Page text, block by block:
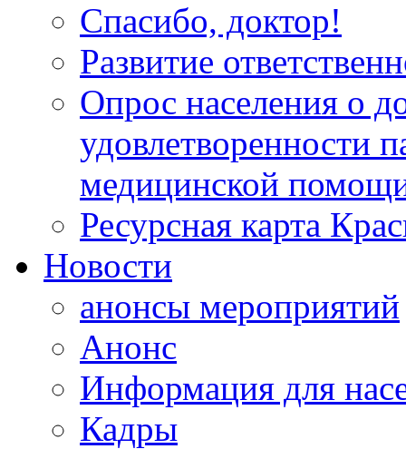
Спасибо, доктор!
Развитие
Опрос населения о
удовлетворенности
медицинской
Ресурсная карта
Новости
анонсы мероприятий
Анонс
Информация для
Кадры